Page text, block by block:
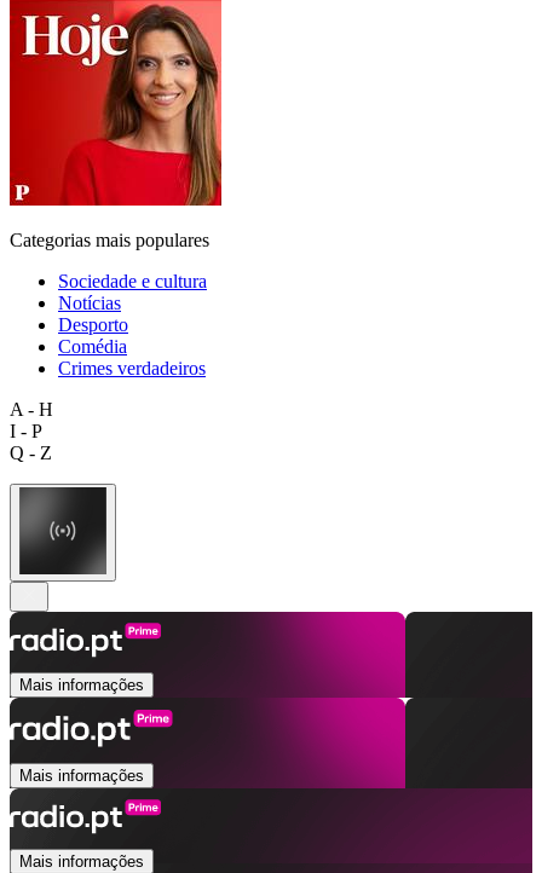
Categorias mais populares
Sociedade e cultura
Notícias
Desporto
Comédia
Crimes verdadeiros
A - H
I - P
Q - Z
Mais informações
Mais informações
Mais informações